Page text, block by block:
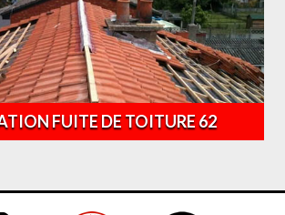
FUITE DE TOITURE 62